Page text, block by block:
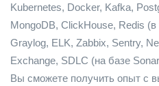
Kubernetes, Docker, Kafka,
MongoDB, ClickHouse, Redis
Graylog, ELK, Zabbix, Sentry,
Exchange, SDLC (на базе
Вы сможете получить опыт с